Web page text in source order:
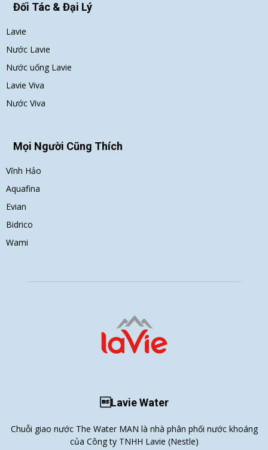
Đối Tác & Đại Lý
Lavie
Nước Lavie
Nước uống Lavie
Lavie Viva
Nước Viva
Mọi Người Cũng Thích
Vĩnh Hảo
Aquafina
Evian
Bidrico
Wami
Lavie Water
Chuỗi giao nước The Water MAN là nhà phân phối nước khoáng
của Công ty TNHH Lavie (Nestle)